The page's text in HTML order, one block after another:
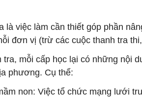
là việc làm cần thiết góp phần
đơn vị (trừ các cuộc thanh tra
tra, mỗi cấp học lại có những nội
phương. Cụ thể:
non: Việc tổ chức mạng lưới